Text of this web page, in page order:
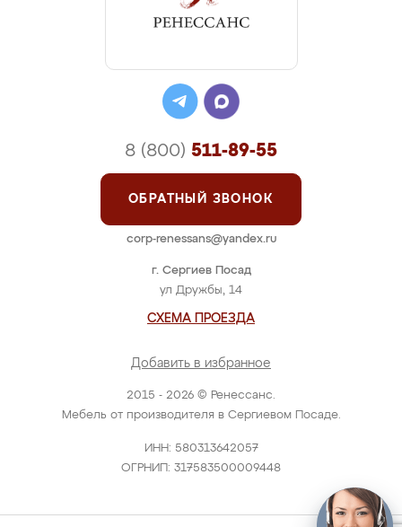
2015 - 2026 © Ренессанс.
Мебель от производителя в Сергиевом Посаде.
ИНН: 580313642057
ОГРНИП: 317583500009448
г. Сергиев Посад
ул Дружбы, 14
СХЕМА ПРОЕЗДА
Добавить в избранное
8 (800) 511-89-55
ОБРАТНЫЙ ЗВОНОК
corp-renessans@yandex.ru